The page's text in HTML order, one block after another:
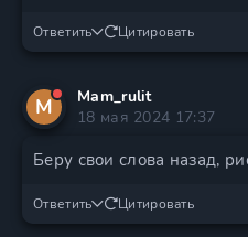
Ответить Цитировать
M
Mam_rulit
18 мая 2024 17:37
Беру свои слова назад,
Ответить Цитировать